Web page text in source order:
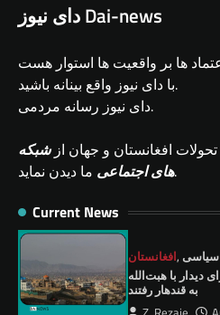
دای نیوز Dai-news
ها بر واقعیت ها استوار هست
با دای نیوز واقع بینانه باشید.
دای نیوز رسانه مردمی.
افغانستان و جهان ازشبکه
های اجتماعیما دیدن نماید.
Current News
افغانستان, سیاسی
دیدار با هبت‌الله
به قندهار رفتند